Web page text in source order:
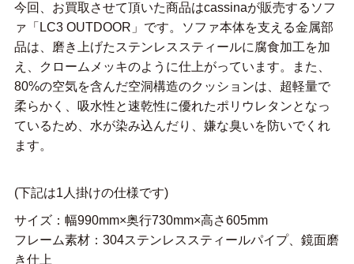
今回、お買取させて頂いた商品はcassinaが販売するソフ
ァ「LC3 OUTDOOR」です。ソファ本体を支える金属部
品は、磨き上げたステンレススティールに腐食加工を加
え、クロームメッキのように仕上がっています。また、
80%の空気を含んだ空洞構造のクッションは、超軽量で
柔らかく、吸水性と速乾性に優れたポリウレタンとなっ
ているため、水が染み込んだり、嫌な臭いを防いでくれ
ます。
(下記は1人掛けの仕様です)
サイズ：幅990mm×奥行730mm×高さ605mm
フレーム素材：304ステンレススティールパイプ、鏡面磨
き仕上